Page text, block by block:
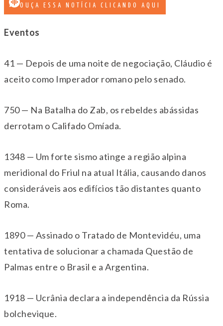
OUÇA ESSA NOTÍCIA CLICANDO AQUI
Eventos
41 — Depois de uma noite de negociação, Cláudio é
aceito como Imperador romano pelo senado.
750 — Na Batalha do Zab, os rebeldes abássidas
derrotam o Califado Omíada.
1348 — Um forte sismo atinge a região alpina
meridional do Friul na atual Itália, causando danos
consideráveis aos edifícios tão distantes quanto
Roma.
1890 — Assinado o Tratado de Montevidéu, uma
tentativa de solucionar a chamada Questão de
Palmas entre o Brasil e a Argentina.
1918 — Ucrânia declara a independência da Rússia
bolchevique.